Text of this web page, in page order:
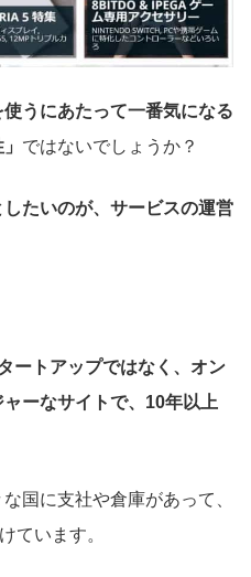
うにあたって一番気になる
ではないでしょうか？
たいのが、サービスの運営
ートアップではなく、オン
ーなサイトで、10年以上
国に支社や倉庫があって、
ています。